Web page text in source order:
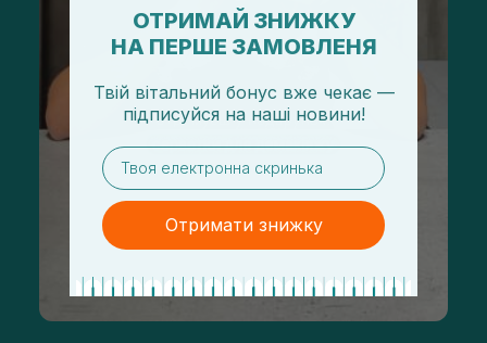
ОТРИМАЙ ЗНИЖКУ
НА ПЕРШЕ ЗАМОВЛЕНЯ
Твій вітальний бонус вже чекає —
підписуйся на наші новини!
email
Отримати знижку